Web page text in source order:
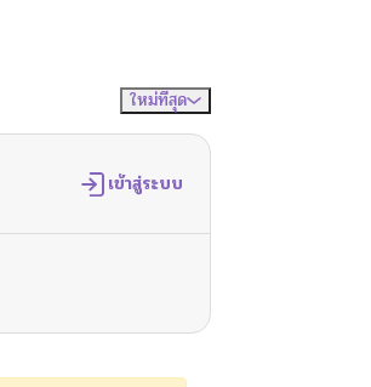
ใหม่ที่สุด
เข้าสู่ระบบ